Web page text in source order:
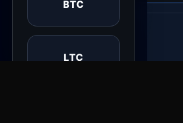
Maksa kortilla
BTC
LTC